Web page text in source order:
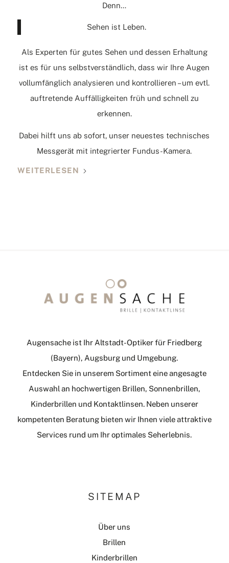
Denn…
Sehen ist Leben.
Als Experten für gutes Sehen und dessen Erhaltung
ist es für uns selbstverständlich, dass wir Ihre Augen
vollumfänglich analysieren und kontrollieren – um evtl.
auftretende Auffälligkeiten früh und schnell zu
erkennen.
Dabei hilft uns ab sofort, unser neuestes technisches
Messgerät mit integrierter Fundus-Kamera.
WEITERLESEN
Augensache ist Ihr Altstadt-Optiker für Friedberg
(Bayern), Augsburg und Umgebung.
Entdecken Sie in unserem Sortiment eine angesagte
Auswahl an hochwertigen Brillen, Sonnenbrillen,
Kinderbrillen und Kontaktlinsen. Neben unserer
kompetenten Beratung bieten wir Ihnen viele attraktive
Services rund um Ihr optimales Seherlebnis.
SITEMAP
Über uns
Brillen
Kinderbrillen